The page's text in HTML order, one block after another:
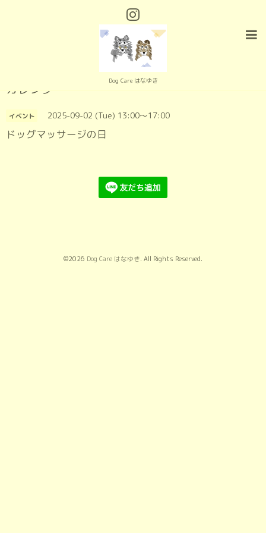
Dog Care はなゆき
カレンダー
イベント 2025-09-02 (Tue) 13:00～17:00
ドッグマッサージの日
©2026 Dog Care はなゆき. All Rights Reserved.